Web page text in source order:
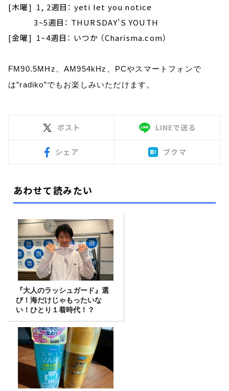
[木曜] 1, 2週目： yeti let you notice
3~5週目： THURSDAY’S YOUTH
[金曜] 1~4週目： いつか （Charisma.com）
FM90.5MHz、AM954kHz、PCやスマートフォンで
は”radiko”でもお楽しみいただけます。
ポスト LINEで送る
シェア ブクマ
あわせて読みたい
『大人のラッシュガード』選
び！海だけじゃもったいな
い！ひとり１着時代！？